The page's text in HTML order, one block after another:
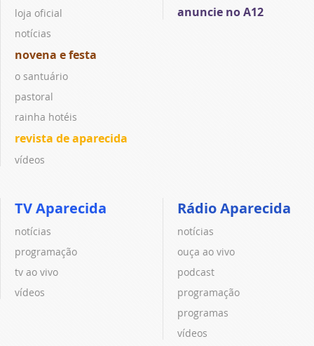
loja oficial
notícias
novena e festa
o santuário
pastoral
rainha hotéis
revista de aparecida
vídeos
anuncie no A12
TV Aparecida
notícias
programação
tv ao vivo
vídeos
Rádio Aparecida
notícias
ouça ao vivo
podcast
programação
programas
vídeos